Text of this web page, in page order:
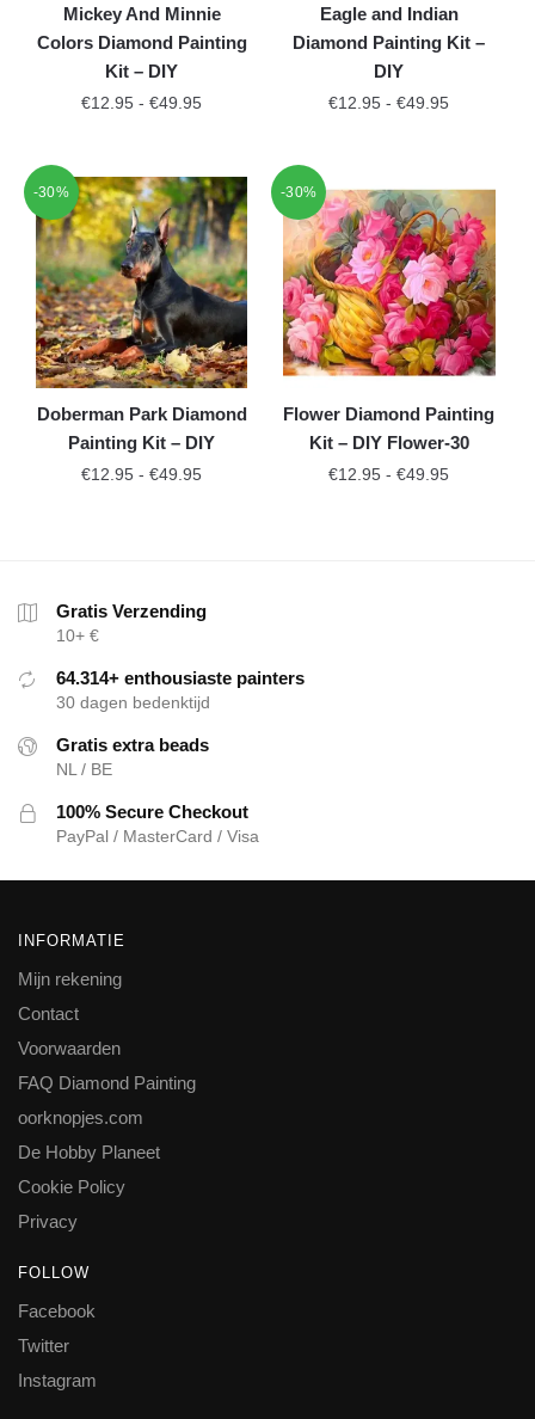
Mickey And Minnie
Colors Diamond Painting
Kit – DIY
€12.95 - €49.95
Eagle and Indian
Diamond Painting Kit –
DIY
€12.95 - €49.95
-30%
Doberman Park Diamond
Painting Kit – DIY
€12.95 - €49.95
-30%
Flower Diamond Painting
Kit – DIY Flower-30
€12.95 - €49.95
Gratis Verzending
10+ €
64.314+ enthousiaste painters
30 dagen bedenktijd
Gratis extra beads
NL / BE
100% Secure Checkout
PayPal / MasterCard / Visa
INFORMATIE
Mijn rekening
Contact
Voorwaarden
FAQ Diamond Painting
oorknopjes.com
De Hobby Planeet
Cookie Policy
Privacy
FOLLOW
Facebook
Twitter
Instagram